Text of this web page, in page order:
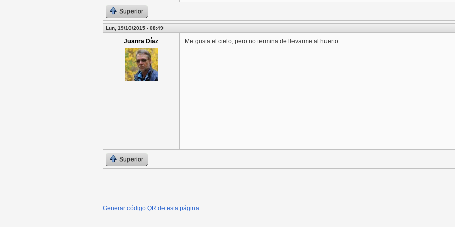
Superior
Lun, 19/10/2015 - 08:49
Juanra Díaz Me gusta el cielo, pero no termina de llevarme al huerto.
Superior
Generar código QR de esta página